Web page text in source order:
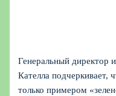
Генеральный директор
Кателла подчеркивает,
только примером